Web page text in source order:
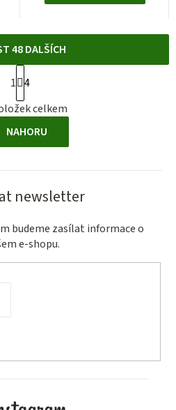
O
v
l
á
d
c
p
r
v
i
s
u
48 DALŠÍCH
S
t
r
á
n
o
v
á
n
í
1 4
celkem
NAHORU
newsletter
budeme zasílat informace o
e-shopu.